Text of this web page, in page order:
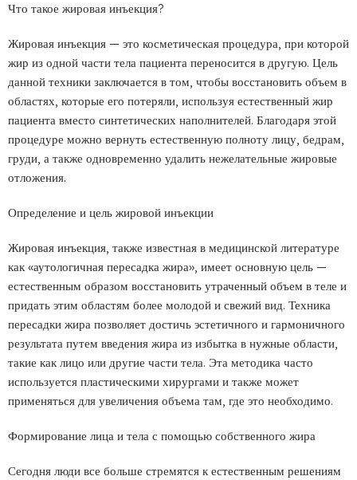
Что такое жировая инъекция?
Жировая инъекция — это косметическая процедура, при которой
жир из одной части тела пациента переносится в другую. Цель
данной техники заключается в том, чтобы восстановить объем в
областях, которые его потеряли, используя естественный жир
пациента вместо синтетических наполнителей. Благодаря этой
процедуре можно вернуть естественную полноту лицу, бедрам,
груди, а также одновременно удалить нежелательные жировые
отложения.
Определение и цель жировой инъекции
Жировая инъекция, также известная в медицинской литературе
как «аутологичная пересадка жира», имеет основную цель —
естественным образом восстановить утраченный объем в теле и
придать этим областям более молодой и свежий вид. Техника
пересадки жира позволяет достичь эстетичного и гармоничного
результата путем введения жира из избытка в нужные области,
такие как лицо или другие части тела. Эта методика часто
используется пластическими хирургами и также может
применяться для увеличения объема там, где это необходимо.
Формирование лица и тела с помощью собственного жира
Сегодня люди все больше стремятся к естественным решениям